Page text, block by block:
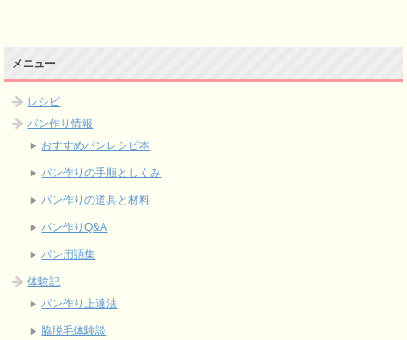
メニュー
レシピ
パン作り情報
おすすめパンレシピ本
パン作りの手順としくみ
パン作りの道具と材料
パン作りQ&A
パン用語集
体験記
パン作り上達法
脇脱毛体験談